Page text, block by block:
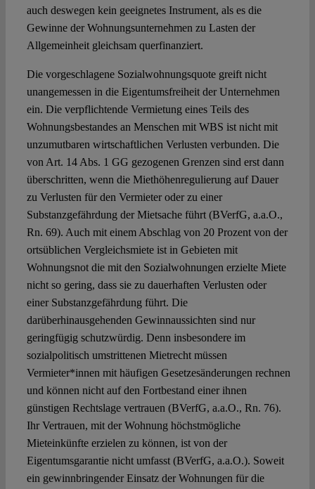
auch deswegen kein geeignetes Instrument, als es die
Gewinne der Wohnungsunternehmen zu Lasten der
Allgemeinheit gleichsam querfinanziert.
Die vorgeschlagene Sozialwohnungsquote greift nicht
unangemessen in die Eigentumsfreiheit der Unternehmen
ein. Die verpflichtende Vermietung eines Teils des
Wohnungsbestandes an Menschen mit WBS ist nicht mit
unzumutbaren wirtschaftlichen Verlusten verbunden. Die
von Art. 14 Abs. 1 GG gezogenen Grenzen sind erst dann
überschritten, wenn die Miethöhenregulierung auf Dauer
zu Verlusten für den Vermieter oder zu einer
Substanzgefährdung der Mietsache führt (BVerfG, a.a.O.,
Rn. 69). Auch mit einem Abschlag von 20 Prozent von der
ortsüblichen Vergleichsmiete ist in Gebieten mit
Wohnungsnot die mit den Sozialwohnungen erzielte Miete
nicht so gering, dass sie zu dauerhaften Verlusten oder
einer Substanzgefährdung führt. Die
darüberhinausgehenden Gewinnaussichten sind nur
geringfügig schutzwürdig. Denn insbesondere im
sozialpolitisch umstrittenen Mietrecht müssen
Vermieter*innen mit häufigen Gesetzesänderungen rechnen
und können nicht auf den Fortbestand einer ihnen
günstigen Rechtslage vertrauen (BVerfG, a.a.O., Rn. 76).
Ihr Vertrauen, mit der Wohnung höchstmögliche
Mieteinkünfte erzielen zu können, ist von der
Eigentumsgarantie nicht umfasst (BVerfG, a.a.O.). Soweit
ein gewinnbringender Einsatz der Wohnungen für die